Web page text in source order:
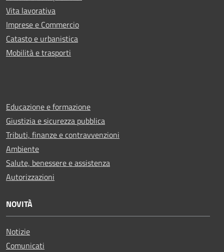
Vita lavorativa
Imprese e Commercio
Catasto e urbanistica
Mobilità e trasporti
Educazione e formazione
Giustizia e sicurezza pubblica
Tributi, finanze e contravvenzioni
Ambiente
Salute, benessere e assistenza
Autorizzazioni
NOVITÀ
Notizie
Comunicati